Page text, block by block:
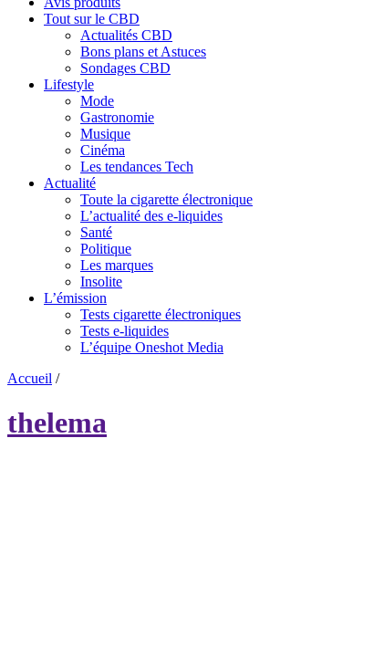
Tout sur le CBD
Actualités CBD
Bons plans et Astuces
Sondages CBD
Lifestyle
Mode
Gastronomie
Musique
Cinéma
Les tendances Tech
Actualité
Toute la cigarette électronique
L’actualité des e-liquides
Santé
Politique
Les marques
Insolite
L’émission
Tests cigarette électroniques
Tests e-liquides
L’équipe Oneshot Media
Accueil /
thelema